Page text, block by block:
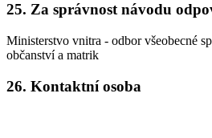
25. Za správnost návodu
Ministerstvo vnitra - odbor všeobecné
občanství a matrik
26. Kontaktní osoba